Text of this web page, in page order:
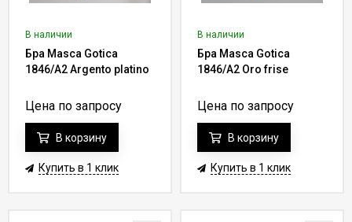
В наличии
Бра Masca Gotica
1846/A2 Argento platino
Цена по запросу
В корзину
Купить в 1 клик
В наличии
Бра Masca Gotica
1846/A2 Oro frise
Цена по запросу
В корзину
Купить в 1 клик